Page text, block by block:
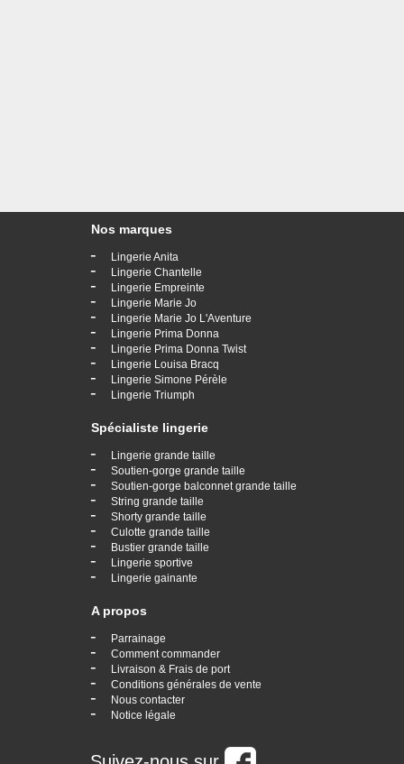
Nos marques
- Lingerie Anita
- Lingerie Chantelle
- Lingerie Empreinte
- Lingerie Marie Jo
- Lingerie Marie Jo L'Aventure
- Lingerie Prima Donna
- Lingerie Prima Donna Twist
- Lingerie Louisa Bracq
- Lingerie Simone Pérèle
- Lingerie Triumph
Spécialiste lingerie
- Lingerie grande taille
- Soutien-gorge grande taille
- Soutien-gorge balconnet grande taille
- String grande taille
- Shorty grande taille
- Culotte grande taille
- Bustier grande taille
- Lingerie sportive
- Lingerie gainante
A propos
- Parrainage
- Comment commander
- Livraison & Frais de port
- Conditions générales de vente
- Nous contacter
- Notice légale